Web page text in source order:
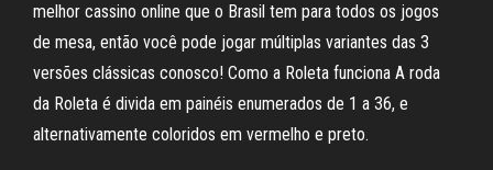
melhor cassino online que o Brasil tem para todos os jogos
de mesa, então você pode jogar múltiplas variantes das 3
versões clássicas conosco! Como a Roleta funciona A roda
da Roleta é divida em painéis enumerados de 1 a 36, e
alternativamente coloridos em vermelho e preto.